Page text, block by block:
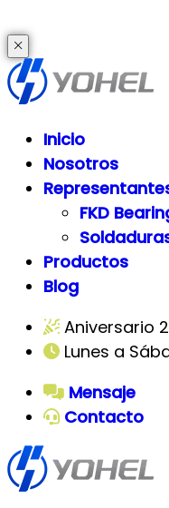
Inicio
Nosotros
FKD
Productos
Blog
Aniversario
Lunes a
Mensaje
Contacto